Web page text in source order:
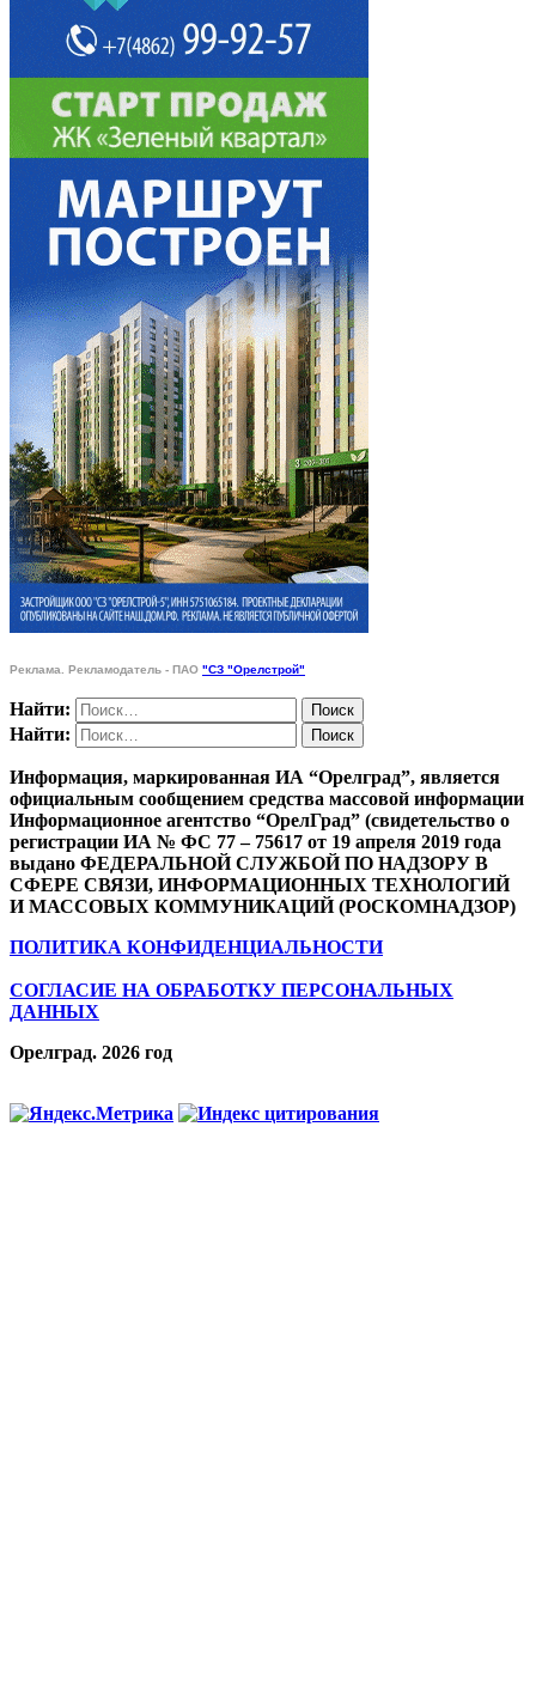
Реклама. Рекламодатель - ПАО "СЗ "Орелстрой"
Найти:
Найти:
Информация, маркированная ИА “Орелград”, является
официальным сообщением средства массовой информации
Информационное агентство “ОрелГрад” (свидетельство о
регистрации ИА № ФС 77 – 75617 от 19 апреля 2019 года
выдано ФЕДЕРАЛЬНОЙ СЛУЖБОЙ ПО НАДЗОРУ В
СФЕРЕ СВЯЗИ, ИНФОРМАЦИОННЫХ ТЕХНОЛОГИЙ
И МАССОВЫХ КОММУНИКАЦИЙ (РОСКОМНАДЗОР)
ПОЛИТИКА КОНФИДЕНЦИАЛЬНОСТИ
СОГЛАСИЕ НА ОБРАБОТКУ ПЕРСОНАЛЬНЫХ
ДАННЫХ
Орелград. 2026 год